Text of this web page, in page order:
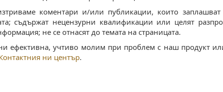
коментари и/или публикации, които
съдържат нецензурни квалификации или целят
не се отнасят до темата на страницата.
ефективна, учтиво молим при проблем с наш продукт
ни център.